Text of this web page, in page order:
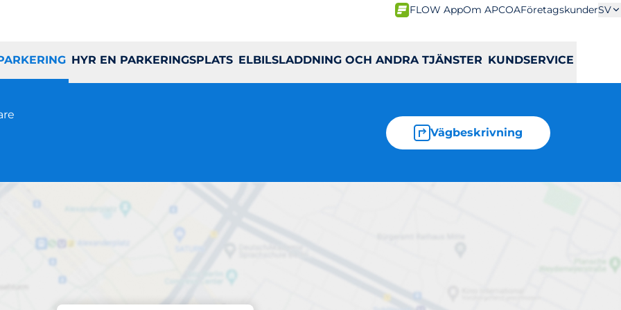
FLOW AppOm APCOAFöretagskunderSV
HYR EN PARKERINGSPLATS ELBILSLADDNING OCH ANDRA TJÄNSTER KUNDSERVICE
Vägbeskrivning
Slöjdgatan 13